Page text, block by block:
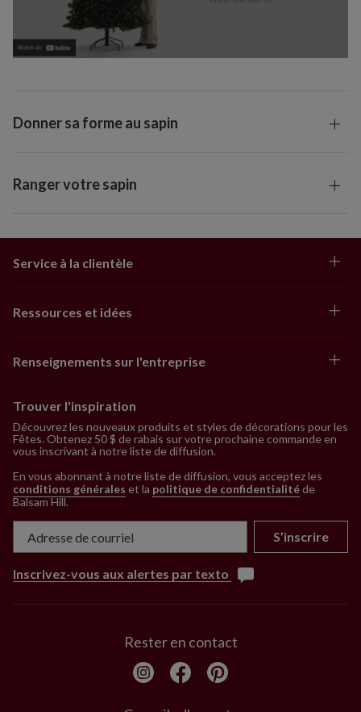
Donner sa forme au sapin
Ranger votre sapin
Service à la clientèle
Ressources et idées
Renseignements sur l'entreprise
Trouver l'inspiration
Découvrez les nouveaux produits et styles de décorations pour les
Fêtes. Obtenez 50 $ de rabais sur votre prochaine commande en
vous inscrivant à notre liste de diffusion.
En vous abonnant à notre liste de diffusion, vous acceptez les
conditions générales et la politique de confidentialitéde
Balsam Hill.
S’inscrire
Inscrivez-vous aux alertes par texto
Rester en contact